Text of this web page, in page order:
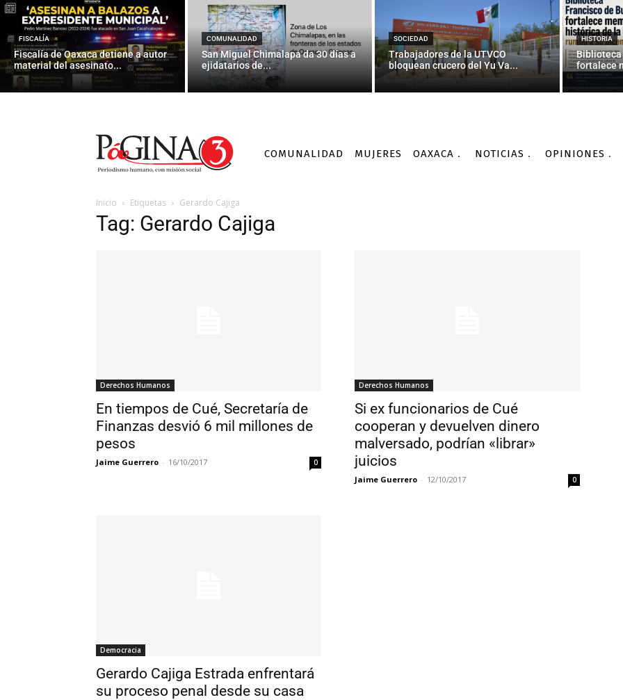
FISCALÍA
Fiscalía de Oaxaca detiene a autor
material del asesinato...
COMUNALIDAD
San Miguel Chimalapa da 30 días a
ejidatarios de...
SOCIEDAD
Trabajadores de la UTVCO
bloquean crucero del Yu Va...
HISTORIA
Biblioteca
fortalece
COMUNALIDAD MUJERES OAXACA NOTICIAS OPINIONES
Inicio Etiquetas Gerardo Cajiga
Tag: Gerardo Cajiga
Derechos Humanos
En tiempos de Cué, Secretaría de
Finanzas desvió 6 mil millones de
pesos
Jaime Guerrero - 16/10/2017 0
Derechos Humanos
Si ex funcionarios de Cué
cooperan y devuelven dinero
malversado, podrían «librar»
juicios
Jaime Guerrero - 12/10/2017 0
Democracia
Gerardo Cajiga Estrada enfrentará
su proceso penal desde su casa